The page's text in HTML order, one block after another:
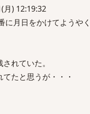
月) 12:19:32
に月日をかけてようや
れていた。
たと思うが・・・